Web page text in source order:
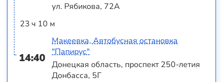
23 ч 10 м
14:40
ул. Рябикова, 72А
Макеевка, Автобусная остановка
"Папирус"
Донецкая область, проспект 250-летия
Донбасса, 5Г